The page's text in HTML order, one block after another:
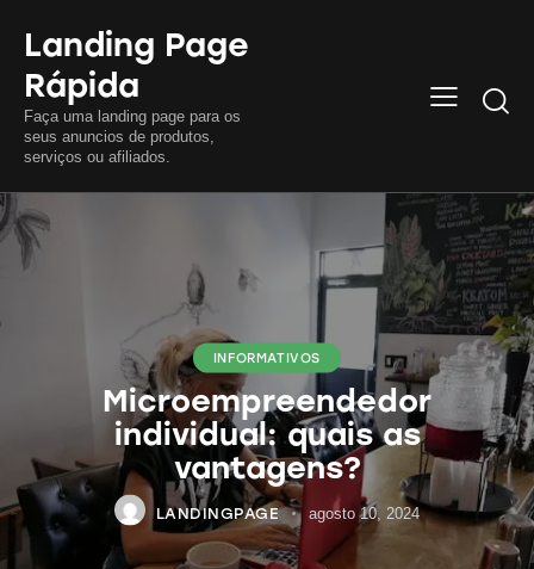
Landing Page
Rápida
Faça uma landing page para os
seus anuncios de produtos,
serviços ou afiliados.
INFORMATIVOS
Microempreendedor
individual: quais as
vantagens?
LANDINGPAGE agosto 10, 2024